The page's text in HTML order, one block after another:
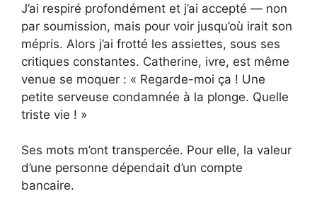
J’ai respiré profondément et j’ai accepté — non
par soumission, mais pour voir jusqu’où irait son
mépris. Alors j’ai frotté les assiettes, sous ses
critiques constantes. Catherine, ivre, est même
venue se moquer : « Regarde-moi ça ! Une
petite serveuse condamnée à la plonge. Quelle
triste vie ! »
Ses mots m’ont transpercée. Pour elle, la valeur
d’une personne dépendait d’un compte
bancaire.